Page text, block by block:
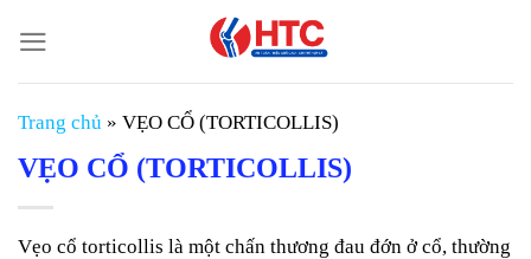
đến
nội
dung
Trang chủ » VẸO CỔ (TORTICOLLIS)
VẸO CỔ (TORTICOLLIS)
Vẹo cổ torticollis là một chấn thương đau đớn ở cổ, thường